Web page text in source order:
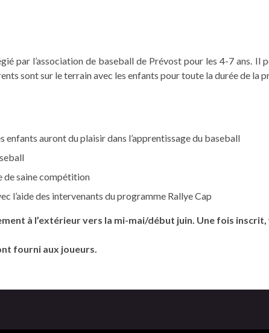
par l’association de baseball de Prévost pour les 4-7 ans. Il
sont sur le terrain avec les enfants pour toute la durée de la
enfants auront du plaisir dans l’apprentissage du baseball
de saine compétition
l’aide des intervenants du programme Rallye Cap
à l’extérieur vers la mi-mai/début juin. Une fois
fourni aux joueurs.